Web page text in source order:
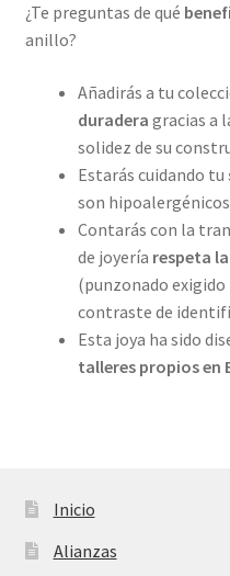
¿Te preguntas de qué
anillo?
Añadirás a tu
duradera gracias a
solidez de su
Estarás cuidando tu
son
Contarás con la
de joyería respeta
(punzonado
contraste de
Esta joya ha sido
talleres propiosen
Inicio
Alianzas